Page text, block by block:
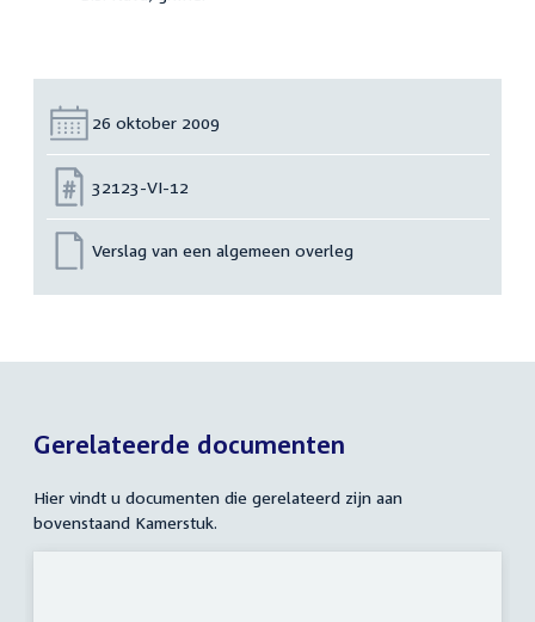
Datum:
26 oktober 2009
Nummer:
32123-VI-12
Verslag van een algemeen overleg
Gerelateerde documenten
Hier vindt u documenten die gerelateerd zijn aan
bovenstaand Kamerstuk.